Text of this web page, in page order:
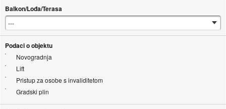
Balkon/Lođa/Terasa
Podaci o objektu
Novogradnja
Lift
Pristup za osobe s invaliditetom
Gradski plin